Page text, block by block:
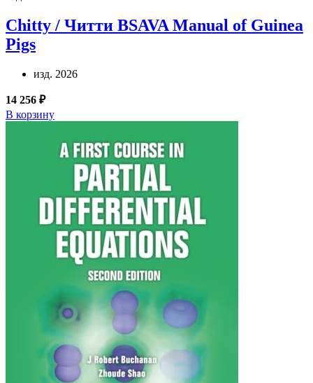
Chitty / Читти BSAVA Manual of Guinea
Pigs
изд. 2026
14 256 ₽
В корзину